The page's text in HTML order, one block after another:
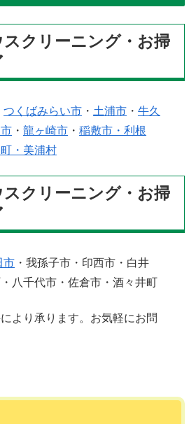
クリーニング・お掃
つくばみらい市 ・ 土浦市 ・ 牛久
・ 龍ヶ崎市 ・ 稲敷市・利根
・美浦村
クリーニング・お掃
市 ・我孫子市・印西市・白井
八千代市・佐倉市・酒々井町
より承ります。お気軽にお問